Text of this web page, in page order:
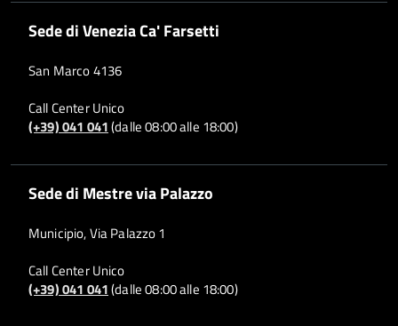
Sede di Venezia Ca' Farsetti
San Marco 4136
Call Center Unico
(+39) 041 041(dalle 08:00 alle 18:00)
Sede di Mestre via Palazzo
Municipio, Via Palazzo 1
Call Center Unico
(+39) 041 041(dalle 08:00 alle 18:00)